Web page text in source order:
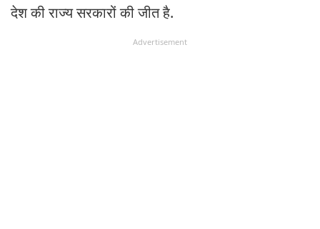
देश की राज्य सरकारों की जीत है.
Advertisement